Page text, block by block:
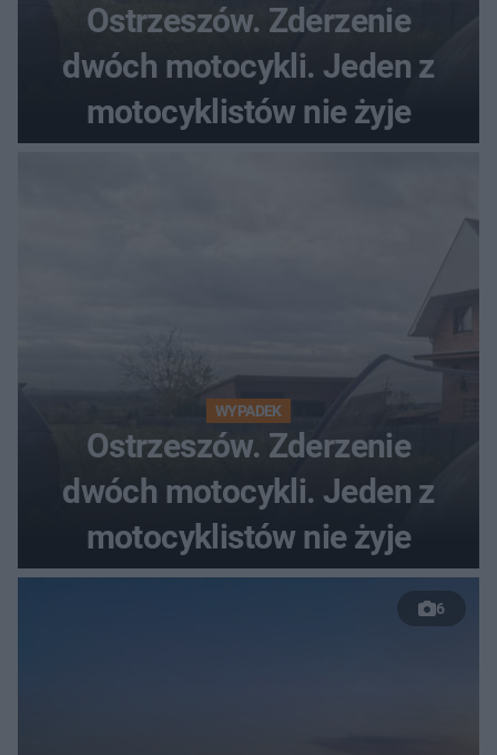
Ostrzeszów. Zderzenie
dwóch motocykli. Jeden z
motocyklistów nie żyje
WYPADEK
Ostrzeszów. Zderzenie
dwóch motocykli. Jeden z
motocyklistów nie żyje
6